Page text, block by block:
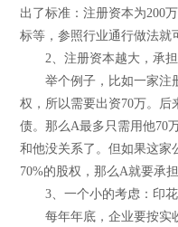
出了标准：注册资本为200
标等，参照行业通行做法就
2、注册资本越大，承担
举个例子，比如一家注册
权，所以需要出资70万。后
债。那么A最多只需用他70
和他没关系了。但如果这家
70%的股权，那么A就要承
3、一个小的考虑：印花
每年年底，企业要按实